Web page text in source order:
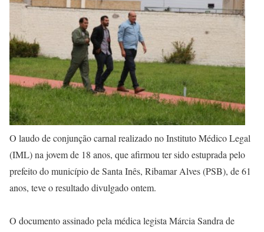
O laudo de conjunção carnal realizado no Instituto Médico Legal
(IML) na jovem de 18 anos, que afirmou ter sido estuprada pelo
prefeito do município de Santa Inês, Ribamar Alves (PSB), de 61
anos, teve o resultado divulgado ontem.
O documento assinado pela médica legista Márcia Sandra de